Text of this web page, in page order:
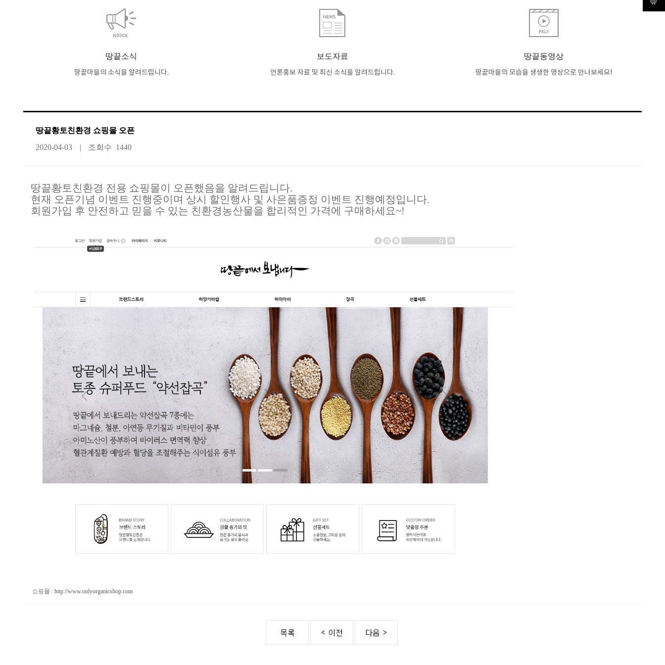
땅끝소식
땅끝마을의 소식을 알려드립니다.
보도자료
언론홍보 자료 및 최신 소식을 알려드립니다.
땅끝동영상
땅끝마을의 모습을 생생한 영상으로 만나보세요!
땅끝황토친환경 쇼핑몰 오픈
2020-04-03
조회수 1440
땅끝황토친환경 전용 쇼핑몰이 오픈했음을 알려드립니다.
현재 오픈기념 이벤트 진행중이며 상시 할인행사 및 사은품증정 이벤트 진행예정입니다.
회원가입 후 안전하고 믿을 수 있는 친환경농산물을 합리적인 가격에 구매하세요~!
쇼핑몰 : http://www.onlyorganicshop.com